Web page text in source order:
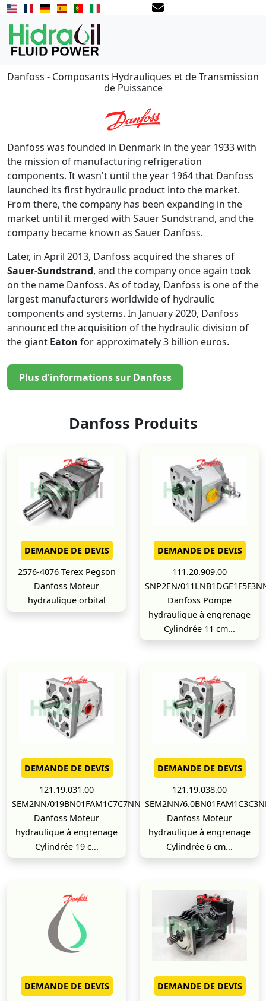
Danfoss - Composants Hydrauliques et de Transmission
de Puissance
Danfoss was founded in Denmark in the year 1933 with
the mission of manufacturing refrigeration
components. It wasn't until the year 1964 that Danfoss
launched its first hydraulic product into the market.
From there, the company has been expanding in the
market until it merged with Sauer Sundstrand, and the
company became known as Sauer Danfoss.
Later, in April 2013, Danfoss acquired the shares of
Sauer-Sundstrand, and the company once again took
on the name Danfoss. As of today, Danfoss is one of the
largest manufacturers worldwide of hydraulic
components and systems. In January 2020, Danfoss
announced the acquisition of the hydraulic division of
the giant Eaton for approximately 3 billion euros.
Plus d'informations sur Danfoss
Danfoss Produits
DEMANDE DE DEVIS
2576-4076 Terex Pegson
Danfoss Moteur
hydraulique orbital
DEMANDE DE DEVIS
111.20.909.00
SNP2EN/
Danfoss Pompe
hydraulique à engrenage
Cylindrée 11 cm...
DEMANDE DE DEVIS
121.19.031.00
SEM2NN/019BN01FAM1C7C7NNNN/NNNNN
Danfoss Moteur
hydraulique à engrenage
Cylindrée 19 c...
DEMANDE DE DEVIS
121.19.038.00
SEM2NN/
Danfoss Moteur
hydraulique à engrenage
Cylindrée 6 cm...
DEMANDE DE DEVIS
DEMANDE DE DEVIS